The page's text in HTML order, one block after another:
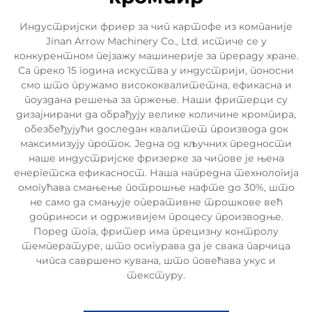
Индустријски фриер за чип картофе из компаније
Jinan Arrow Machinery Co., Ltd. истиче се у
конкурентном пејзажу машинерије за прераду хране.
Са преко 15 година искуства у индустрији, поносни
смо што пружамо висококвалитетна, ефикасна и
поуздана решења за пржење. Наши фритерци су
дизајнирани да обрађују велике количине кромпира,
обезбеђујући доследан квалитет производа док
максимизују проток. Једна од кључних предности
наше индустријске фризерке за чипове је њена
енергетска ефикасност. Наша напредна технологија
омогућава смањење потрошње нафте до 30%, што
не само да смањује оперативне трошкове већ
доприноси и одрживијем процесу производње.
Поред тога, фритер има прецизну контролу
температуре, што осигурава да је свака парчица
чипса савршено кувана, што повећава укус и
текстуру.